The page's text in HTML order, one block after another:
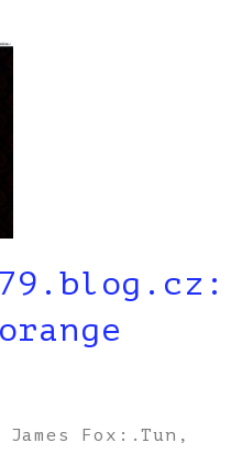
Fox:.Tun,